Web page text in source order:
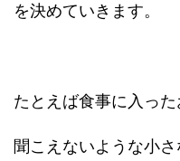
を決めていきます。
たとえば食事に入った
聞こえないような小